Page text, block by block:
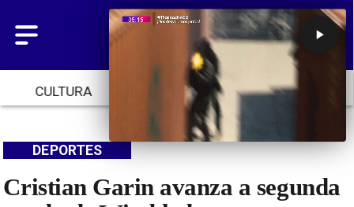
CULTURA TENDENCIAS INICIO
Cristian Garin avanza a segunda
DEPORTES